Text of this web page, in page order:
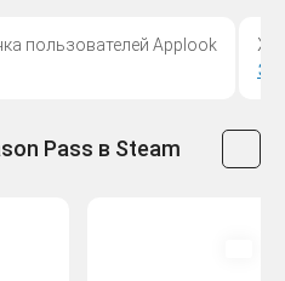
пользователей Applook
Pass в Steam